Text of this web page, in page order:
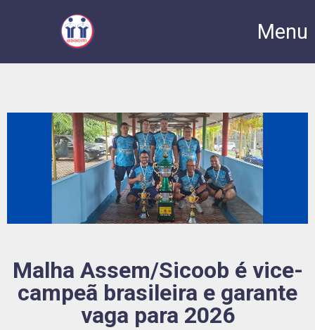
Menu
Malha Assem/Sicoob é vice-
campeã brasileira e garante
vaga para 2026